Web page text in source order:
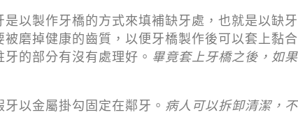
以製作牙橋的方式來填補缺牙處，也就是以缺
磨掉健康的齒質，以便牙橋製作後可以套上黏
的部分有沒有處理好。 畢竟套上牙橋之後，如
以金屬掛勾固定在鄰牙。 病人可以拆卸清潔，